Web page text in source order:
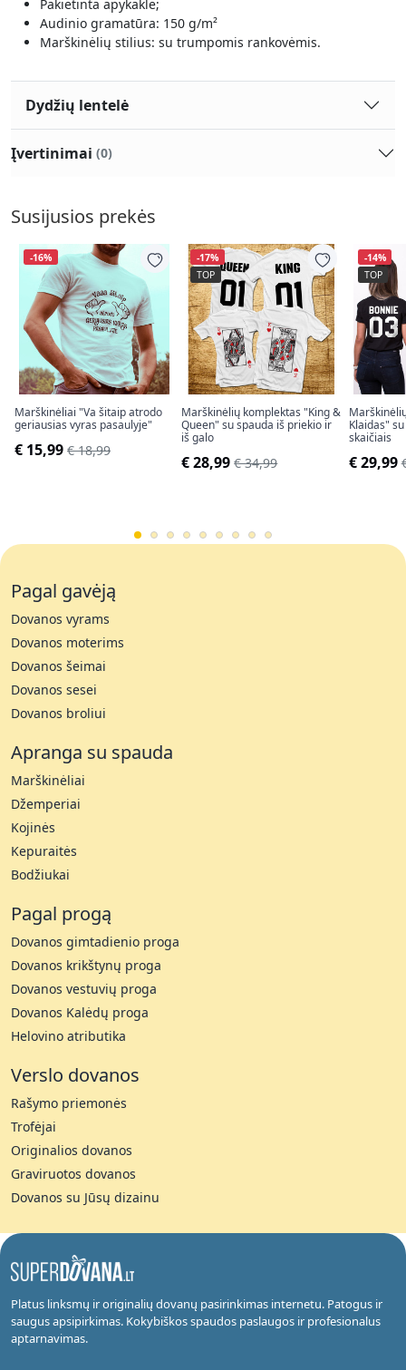
Pakietinta apykaklė;
Audinio gramatūra: 150 g/m²
Marškinėlių stilius: su trumpomis rankovėmis.
Dydžių lentelė
Įvertinimai (0)
Susijusios prekės
-16%
Marškinėliai "Va šitaip atrodo
geriausias vyras pasaulyje"
€ 15,99 € 18,99
-17%
TOP
Marškinėlių komplektas "King &
Queen" su spauda iš priekio ir
iš galo
€ 28,99 € 34,99
-14%
TOP
Klaidas"
skaičiais
€ 29,99
Pagal gavėją
Dovanos vyrams
Dovanos moterims
Dovanos šeimai
Dovanos sesei
Dovanos broliui
Apranga su spauda
Marškinėliai
Džemperiai
Kojinės
Kepuraitės
Bodžiukai
Pagal progą
Dovanos gimtadienio proga
Dovanos krikštynų proga
Dovanos vestuvių proga
Dovanos Kalėdų proga
Helovino atributika
Verslo dovanos
Rašymo priemonės
Trofėjai
Originalios dovanos
Graviruotos dovanos
Dovanos su Jūsų dizainu
Platus linksmų ir originalių dovanų pasirinkimas internetu. Patogus ir
saugus apsipirkimas. Kokybiškos spaudos paslaugos ir profesionalus
aptarnavimas.